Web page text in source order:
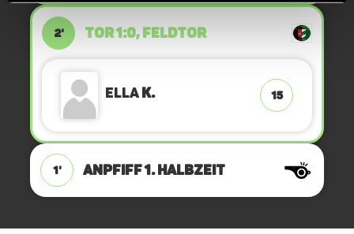
2' TOR 1:0, FELDTOR
EllaK. 15
1' ANPFIFF 1. Halbzeit